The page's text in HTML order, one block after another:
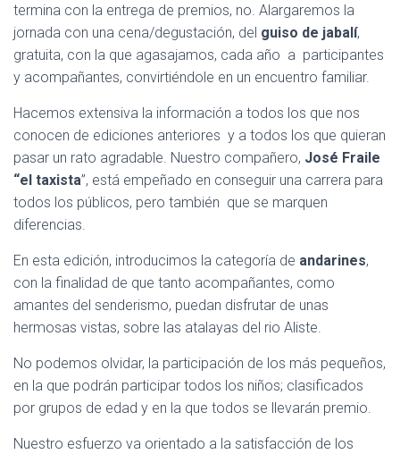
termina con la entrega de premios, no. Alargaremos la
jornada con una cena/degustación, del guiso de jabalí,
gratuita, con la que agasajamos, cada año a participantes
y acompañantes, convirtiéndole en un encuentro familiar.
Hacemos extensiva la información a todos los que nos
conocen de ediciones anteriores y a todos los que quieran
pasar un rato agradable. Nuestro compañero, José Fraile
“el taxista”, está empeñado en conseguir una carrera para
todos los públicos, pero también que se marquen
diferencias.
En esta edición, introducimos la categoría de andarines,
con la finalidad de que tanto acompañantes, como
amantes del senderismo, puedan disfrutar de unas
hermosas vistas, sobre las atalayas del rio Aliste.
No podemos olvidar, la participación de los más pequeños,
en la que podrán participar todos los niños; clasificados
por grupos de edad y en la que todos se llevarán premio.
Nuestro esfuerzo va orientado a la satisfacción de los